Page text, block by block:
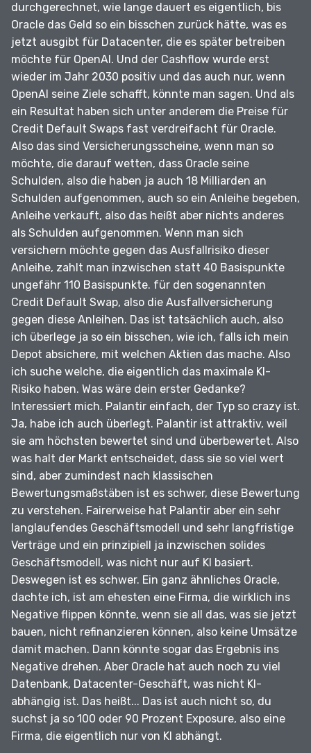
durchgerechnet, wie lange dauert es eigentlich, bis
Oracle das Geld so ein bisschen zurück hätte, was es
jetzt ausgibt für Datacenter, die es später betreiben
möchte für OpenAI. Und der Cashflow wurde erst
wieder im Jahr 2030 positiv und das auch nur, wenn
OpenAI seine Ziele schafft, könnte man sagen. Und als
ein Resultat haben sich unter anderem die Preise für
Credit Default Swaps fast verdreifacht für Oracle.
Also das sind Versicherungsscheine, wenn man so
möchte, die darauf wetten, dass Oracle seine
Schulden, also die haben ja auch 18 Milliarden an
Schulden aufgenommen, auch so ein Anleihe begeben,
Anleihe verkauft, also das heißt aber nichts anderes
als Schulden aufgenommen. Wenn man sich
versichern möchte gegen das Ausfallrisiko dieser
Anleihe, zahlt man inzwischen statt 40 Basispunkte
ungefähr 110 Basispunkte. für den sogenannten
Credit Default Swap, also die Ausfallversicherung
gegen diese Anleihen. Das ist tatsächlich auch, also
ich überlege ja so ein bisschen, wie ich, falls ich mein
Depot absichere, mit welchen Aktien das mache. Also
ich suche welche, die eigentlich das maximale KI-
Risiko haben. Was wäre dein erster Gedanke?
Interessiert mich. Palantir einfach, der Typ so crazy ist.
Ja, habe ich auch überlegt. Palantir ist attraktiv, weil
sie am höchsten bewertet sind und überbewertet. Also
was halt der Markt entscheidet, dass sie so viel wert
sind, aber zumindest nach klassischen
Bewertungsmaßstäben ist es schwer, diese Bewertung
zu verstehen. Fairerweise hat Palantir aber ein sehr
langlaufendes Geschäftsmodell und sehr langfristige
Verträge und ein prinzipiell ja inzwischen solides
Geschäftsmodell, was nicht nur auf KI basiert.
Deswegen ist es schwer. Ein ganz ähnliches Oracle,
dachte ich, ist am ehesten eine Firma, die wirklich ins
Negative flippen könnte, wenn sie all das, was sie jetzt
bauen, nicht refinanzieren können, also keine Umsätze
damit machen. Dann könnte sogar das Ergebnis ins
Negative drehen. Aber Oracle hat auch noch zu viel
Datenbank, Datacenter-Geschäft, was nicht KI-
abhängig ist. Das heißt... Das ist auch nicht so, du
suchst ja so 100 oder 90 Prozent Exposure, also eine
Firma, die eigentlich nur von KI abhängt.